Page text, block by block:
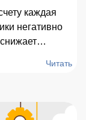
каждая
негативно
с потерей
компании
собой
Читать